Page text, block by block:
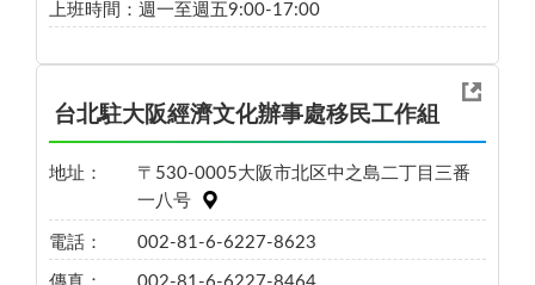
上班時間： 週一至週五9:00-17:00
台北駐大阪經濟文化辦事處移民工作組
地址：
〒530-0005大阪市北区中之島二丁目三番
一八号
電話： 002-81-6-6227-8623